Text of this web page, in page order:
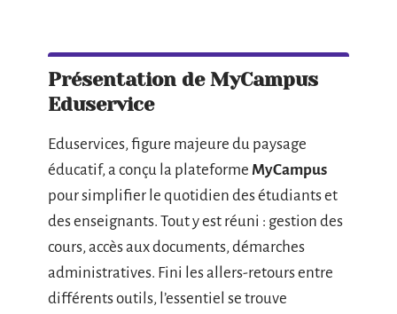
Présentation de MyCampus
Eduservice
Eduservices, figure majeure du paysage
éducatif, a conçu la plateforme MyCampus
pour simplifier le quotidien des étudiants et
des enseignants. Tout y est réuni : gestion des
cours, accès aux documents, démarches
administratives. Fini les allers-retours entre
différents outils, l’essentiel se trouve